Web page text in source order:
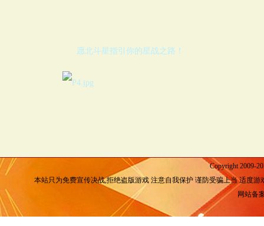
愿北斗星指引你的星战之路！
Copyright 2009-
本站只为免费宣传决战,拒绝盗版游戏 注意自我保护 谨防受骗上当 适度
网站备